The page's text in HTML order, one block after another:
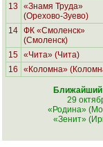
13
«Знамя Труда»
(Орехово-Зуево)
14 ФК «Смоленск»
(Смоленск)
15 «Чита» (Чита)
16
«Коломна»
Ближайший
29
«Родина»
«Зенит»